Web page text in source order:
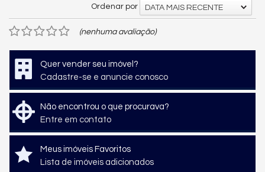
Ordenar por DATA MAIS RECENTE
(nenhuma avaliação)
Quer vender seu imóvel?
Cadastre-se e anuncie conosco
Não encontrou o que procurava?
Entre em contato
Meus imóveis Favoritos
Lista de imóveis adicionados